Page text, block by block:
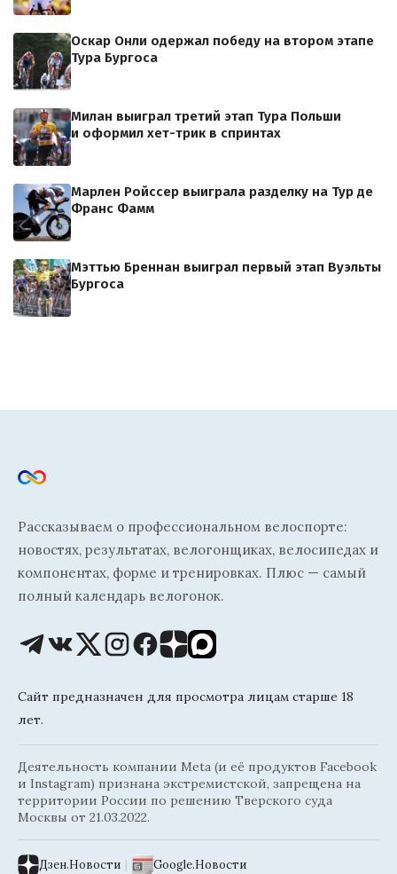
Оскар Онли одержал победу на втором этапе
Тура Бургоса
Милан выиграл третий этап Тура Польши
и оформил хет-трик в спринтах
Марлен Ройссер выиграла разделку на Тур де
Франс Фамм
Мэттью Бреннан выиграл первый этап Вуэльты
Бургоса
Рассказываем о профессиональном велоспорте:
новостях, результатах, велогонщиках, велосипедах и
компонентах, форме и тренировках. Плюс — самый
полный календарь велогонок.
Сайт предназначен для просмотра лицам старше 18
лет.
Деятельность компании Meta (и её продуктов Facebook
и Instagram) признана экстремистской, запрещена на
территории России по решению Тверского суда
Москвы от 21.03.2022.
Дзен.Новости Google.Новости